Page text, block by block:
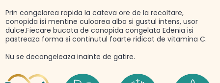
Prin congelarea rapida la cateva ore de la recoltare,
conopida isi mentine culoarea alba si gustul intens, usor
dulce.Fiecare bucata de conopida congelata Edenia isi
pastreaza forma si continutul foarte ridicat de vitamina C.
Nu se decongeleaza inainte de gatire.